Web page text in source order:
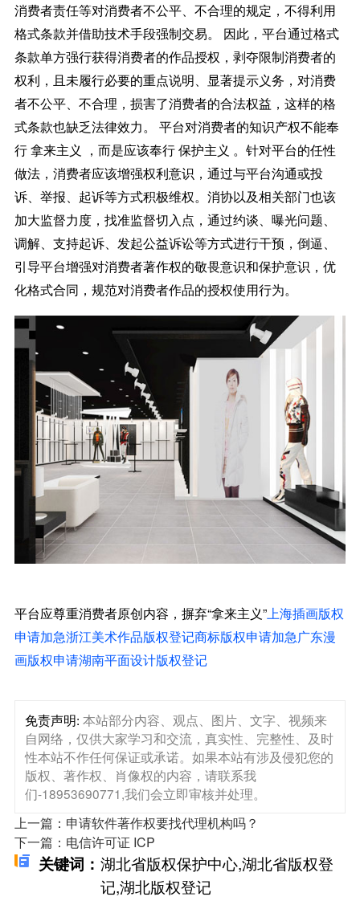
消费者责任等对消费者不公平、不合理的规定，不得利用
格式条款并借助技术手段强制交易。 因此，平台通过格式
条款单方强行获得消费者的作品授权，剥夺限制消费者的
权利，且未履行必要的重点说明、显著提示义务，对消费
者不公平、不合理，损害了消费者的合法权益，这样的格
式条款也缺乏法律效力。 平台对消费者的知识产权不能奉
行 拿来主义 ，而是应该奉行 保护主义 。针对平台的任性
做法，消费者应该增强权利意识，通过与平台沟通或投
诉、举报、起诉等方式积极维权。消协以及相关部门也该
加大监督力度，找准监督切入点，通过约谈、曝光问题、
调解、支持起诉、发起公益诉讼等方式进行干预，倒逼、
引导平台增强对消费者著作权的敬畏意识和保护意识，优
化格式合同，规范对消费者作品的授权使用行为。
平台应尊重消费者原创内容，摒弃“拿来主义”上海插画版权
申请加急浙江美术作品版权登记商标版权申请加急广东漫
画版权申请湖南平面设计版权登记
免责声明: 本站部分内容、观点、图片、文字、视频来
自网络，仅供大家学习和交流，真实性、完整性、及时
性本站不作任何保证或承诺。如果本站有涉及侵犯您的
版权、著作权、肖像权的内容，请联系我
们-18953690771,我们会立即审核并处理。
上一篇：申请软件著作权要找代理机构吗？
下一篇：电信许可证 ICP
关键词： 湖北省版权保护中心,湖北省版权登
记,湖北版权登记